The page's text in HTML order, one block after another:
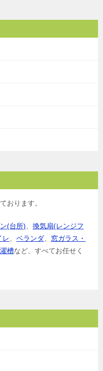
おります。
(台所)
換気扇(レンジフ
レ ベランダ
窓ガラス・
槽など、すべてお任せく